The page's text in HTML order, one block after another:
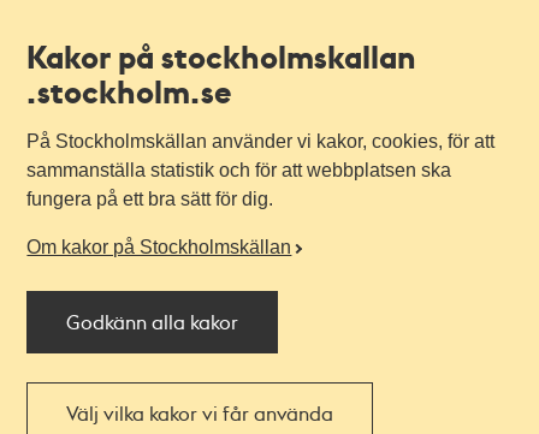
Kakor på stockholmskallan
.stockholm.se
På Stockholmskällan använder vi kakor, cookies, för att
sammanställa statistik och för att webbplatsen ska
fungera på ett bra sätt för dig.
Om kakor på Stockholmskällan
Godkänn alla kakor
Välj vilka kakor vi får använda